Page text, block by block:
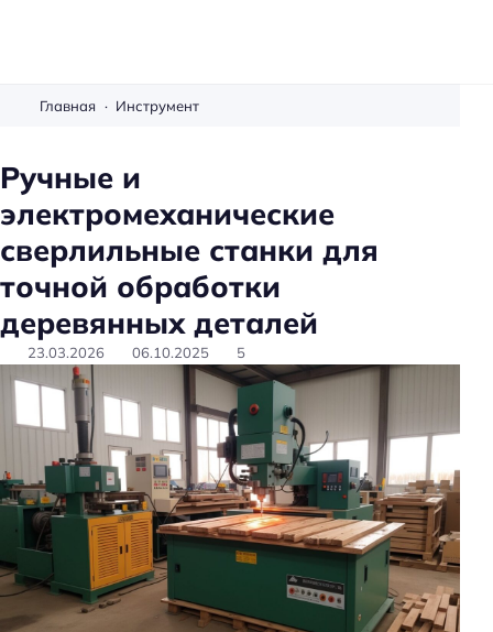
л
ь
в
о
и
м
и
а
м
Главная Инструмент
Ручные и
электромеханические
сверлильные станки для
точной обработки
деревянных деталей
23.03.2026 06.10.2025 5